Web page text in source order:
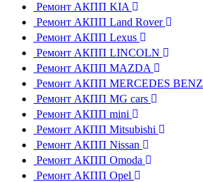
Ремонт АКПП KIA
Ремонт АКПП Land Rover
Ремонт АКПП Lexus
Ремонт АКПП LINCOLN
Ремонт АКПП MAZDA
Ремонт АКПП MERCEDES BENZ
Ремонт АКПП MG cars
Ремонт АКПП mini
Ремонт АКПП Mitsubishi
Ремонт АКПП Nissan
Ремонт АКПП Omoda
Ремонт АКПП Opel